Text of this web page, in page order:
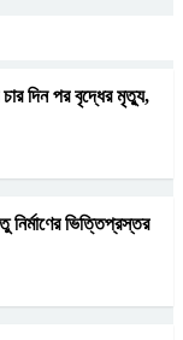
চার দিন পর বৃদ্ধের মৃত্যু,
নির্মাণের ভিত্তিপ্রস্তর